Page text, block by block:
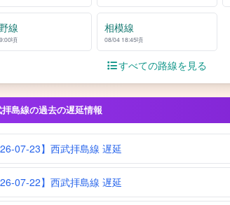
線
頃
相模線
08/04 18:45頃
すべての路線を見る
島線の過去の遅延情報
07-23】西武拝島線 遅延
07-22】西武拝島線 遅延